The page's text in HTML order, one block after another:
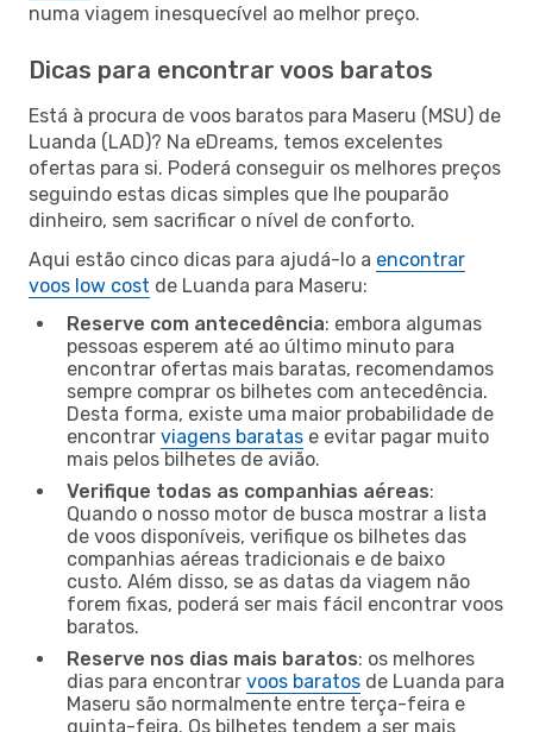
numa viagem inesquecível ao melhor preço.
Dicas para encontrar voos baratos
Está à procura de voos baratos para Maseru (MSU) de
Luanda (LAD)? Na eDreams, temos excelentes
ofertas para si. Poderá conseguir os melhores preços
seguindo estas dicas simples que lhe pouparão
dinheiro, sem sacrificar o nível de conforto.
Aqui estão cinco dicas para ajudá-lo a encontrar
voos low cost de Luanda para Maseru:
Reserve com antecedência: embora algumas
pessoas esperem até ao último minuto para
encontrar ofertas mais baratas, recomendamos
sempre comprar os bilhetes com antecedência.
Desta forma, existe uma maior probabilidade de
encontrar viagens baratas e evitar pagar muito
mais pelos bilhetes de avião.
Verifique todas as companhias aéreas:
Quando o nosso motor de busca mostrar a lista
de voos disponíveis, verifique os bilhetes das
companhias aéreas tradicionais e de baixo
custo. Além disso, se as datas da viagem não
forem fixas, poderá ser mais fácil encontrar voos
baratos.
Reserve nos dias mais baratos: os melhores
dias para encontrar voos baratos de Luanda para
Maseru são normalmente entre terça-feira e
quinta-feira. Os bilhetes tendem a ser mais